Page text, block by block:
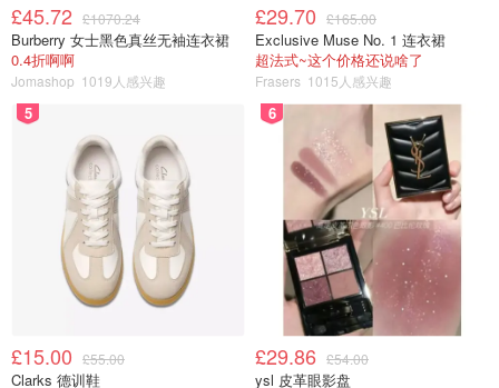
£45.72 £1070.24
Burberry 女士黑色真丝无袖连衣裙
0.4折啊啊
Jomashop 1019人感兴趣
£29.70 £165.00
Exclusive Muse No. 1 连衣裙
超法式~这个价格还说啥了
Frasers 1015人感兴趣
5
£15.00 £55.00
Clarks 德训鞋
6
£29.86 £54.00
ysl 皮革眼影盘